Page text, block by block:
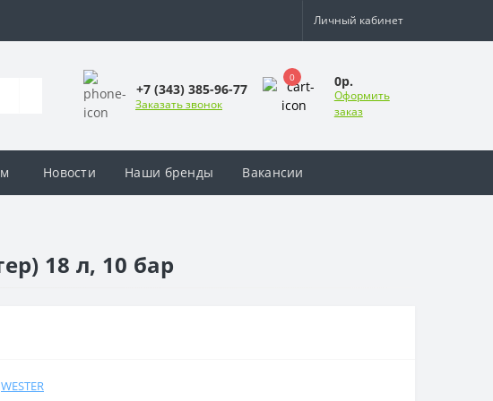
Личный кабинет
+7 (343) 385-96-77
Заказать звонок
0 0р.
Оформить
заказ
Новости Наши бренды Вакансии
18 л, 10 бар
WESTER